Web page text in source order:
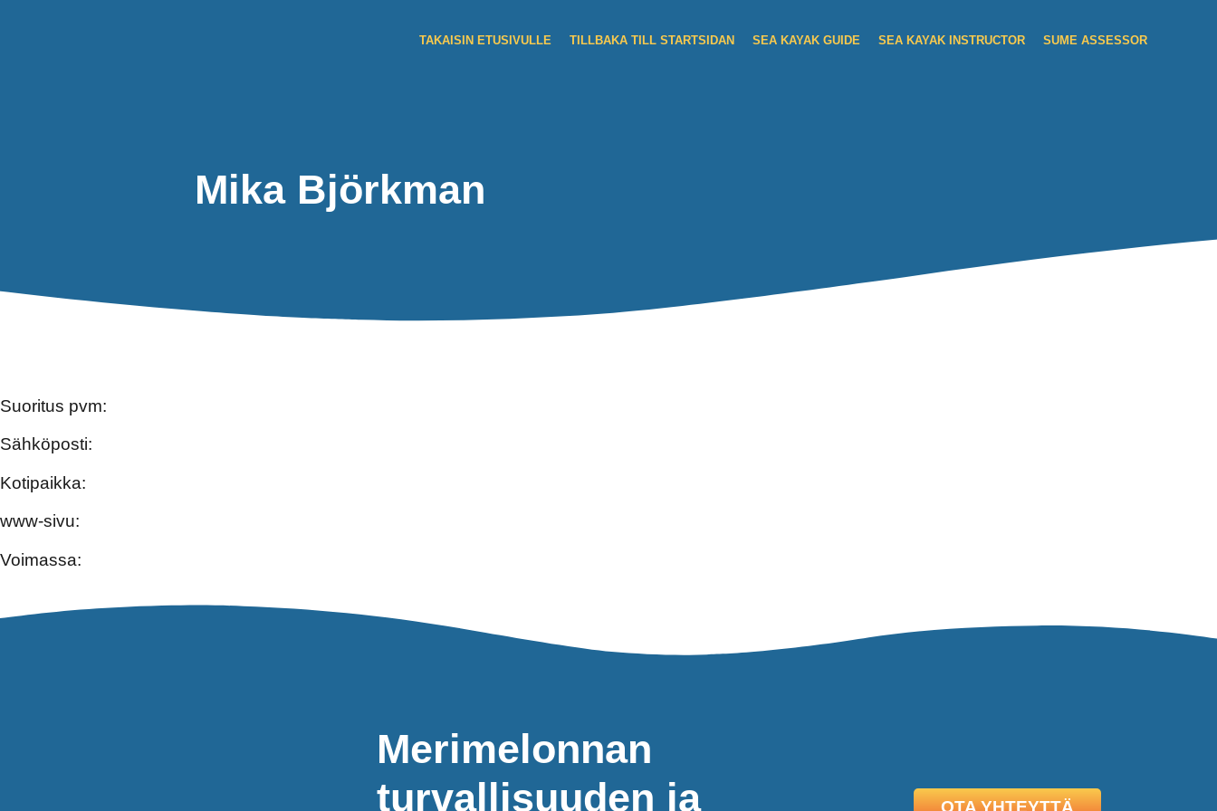
TAKAISIN ETUSIVULLE TILLBAKA TILL STARTSIDAN SEA KAYAK GUIDE SEA KAYAK INSTRUCTOR SUME ASSESSOR
Mika Björkman
Suoritus pvm:
Sähköposti:
Kotipaikka:
www-sivu:
Voimassa:
Merimelonnan
turvallisuuden ja
OTA YHTEYTTÄ